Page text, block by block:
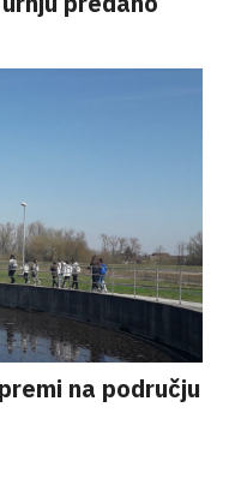
na području